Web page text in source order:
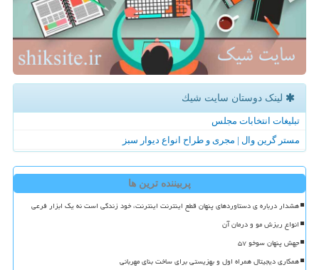
لینک دوستان سایت شیك
تبلیغات انتخابات مجلس
مستر گرین وال | مجری و طراح انواع دیوار سبز
پربیننده ترین ها
هشدار درباره ی دستاوردهای پنهان قطع اینترنت اینترنت، خود زندگی است نه یک ابزار فرعی
انواع ریزش مو و درمان آن
جهش پنهان سوخو ۵۷
همکاری دیجیتال همراه اول و بهزیستی برای ساخت بنای مهربانی